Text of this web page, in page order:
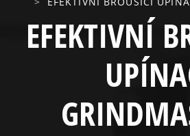
EFEKTIVNÍ